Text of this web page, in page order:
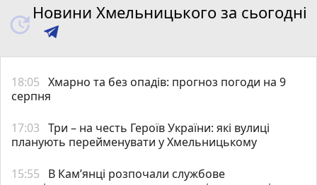
Новини Хмельницького за сьогодні
18:05 Хмарно та без опадів: прогноз погоди на 9
серпня
17:03 Три – на честь Героїв України: які вулиці
планують перейменувати у Хмельницькому
15:55
В Кам’янці розпочали службове